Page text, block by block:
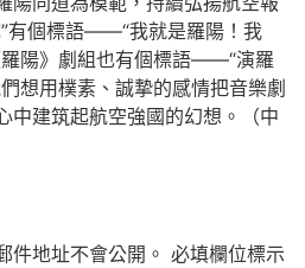
有個標語——“我就是羅陽！我
陽》劇組也有個標語——“演羅
想用樸素、誠摯的感情把音樂劇
中建筑起航空強國的幻想。（中
件地址不會公開。 必填欄位標示